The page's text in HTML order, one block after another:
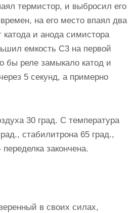
термистор, и выбросил его
на его место впаял два
и анода симистора
емкость С3 на первой
бы реле замыкало катод и
5 секунд, а примерно
30 град. С температура
стабилитрона 65 град.,
закончена.
в своих силах,